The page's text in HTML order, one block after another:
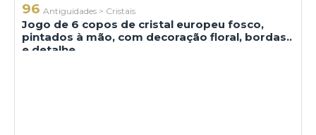
96 Antiguidades > Cristais
Jogo de 6 copos de cristal europeu fosco,
pintados à mão, com decoração floral, bordas
e detalhe